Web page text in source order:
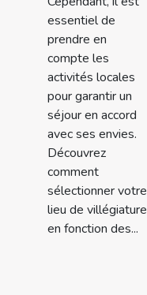
essentiel de
prendre en
compte les
activités locales
pour garantir un
séjour en accord
avec ses envies.
Découvrez
comment
sélectionner votre
lieu de villégiature
en fonction des...